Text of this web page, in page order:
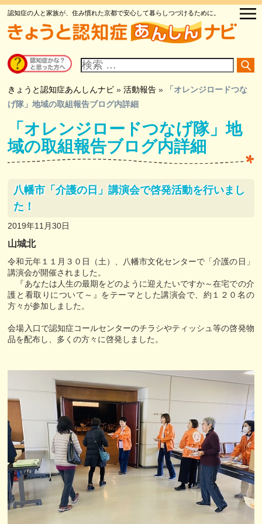
認知症の人と家族が、住み慣れた京都で安心して暮らしつづけるために。
イ
ト
検
索
きょうと認知症あんしんナビ »活動報告 »
「オレンジロードつな
げ隊」地域の取組報告ブログ内詳細
「オレンジロードつなげ隊」地
域の取組報告ブログ内詳細
八幡市「介護の日」講演会で啓発活動を行いまし
た！
2019年11月30日
山城北
令和元年１１月３０日（土）、八幡市文化センターで「介護の日」
講演会が開催されました。
『あなたは人生の最期をどのように迎えたいですか～在宅での介
護と看取りについて～』をテーマとした講演会で、約１２０名の
方々が参加しました。
会場入口で認知症コールセンターのチラシやティッシュ等の啓発物
品を配布し、多くの方々に啓発しました。